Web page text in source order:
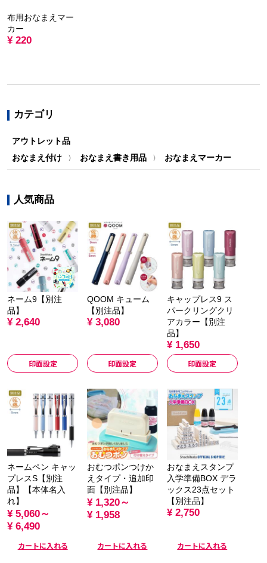
布用おなまえマー
カー
¥ 220
カテゴリ
アウトレット品
おなまえ付け
〉 おなまえ書き用品 〉 おなまえマーカー
人気商品
ネーム9【別注
品】
¥ 2,640
印面設定
QOOM キューム
【別注品】
¥ 3,080
印面設定
キャップレス9 ス
パークリングクリ
アカラー【別注
品】
¥ 1,650
印面設定
ネームペン キャッ
プレスS【別注
品】【本体名入
れ】
¥ 5,060～
¥ 6,490
カートに入れる
おむつポンつけか
えタイプ・追加印
面【別注品】
¥ 1,320～
¥ 1,958
カートに入れる
おなまえスタンプ
入学準備BOX デラ
ックス23点セット
【別注品】
¥ 2,750
カートに入れる